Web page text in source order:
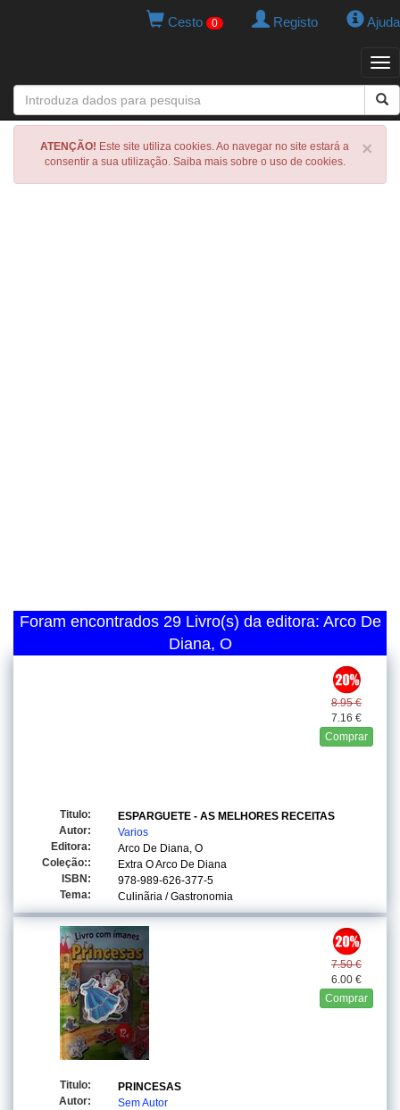
Cesto 0 Registo Ajuda
×
ATENÇÃO! Este site utiliza cookies. Ao navegar no site estará a
consentir a sua utilização. Saiba mais sobre o uso de cookies.
Foram encontrados 29 Livro(s) da editora: Arco De
Diana, O
8.95 €
7.16 €
Comprar
Titulo:
ESPARGUETE - AS MELHORES RECEITAS
Autor:
Varios
Editora:
Arco De Diana, O
Coleção::
Extra O Arco De Diana
ISBN:
978-989-626-377-5
Tema:
Culinãria / Gastronomia
7.50 €
6.00 €
Comprar
Titulo:
PRINCESAS
Autor:
Sem Autor